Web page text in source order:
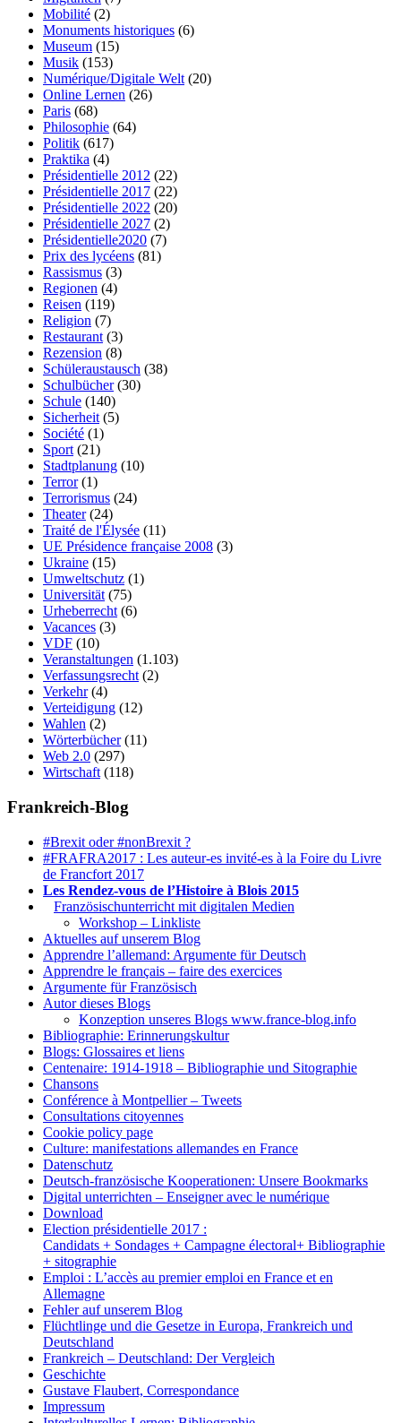
Mobilité (2)
Monuments historiques (6)
Museum (15)
Musik (153)
Numérique/Digitale Welt (20)
Online Lernen (26)
Paris (68)
Philosophie (64)
Politik (617)
Praktika (4)
Présidentielle 2012 (22)
Présidentielle 2017 (22)
Présidentielle 2022 (20)
Présidentielle 2027 (2)
Présidentielle2020 (7)
Prix des lycéens (81)
Rassismus (3)
Regionen (4)
Reisen (119)
Religion (7)
Restaurant (3)
Rezension (8)
Schüleraustausch (38)
Schulbücher(30)
Schule (140)
Sicherheit (5)
Société (1)
Sport (21)
Stadtplanung (10)
Terror(1)
Terrorismus (24)
Theater(24)
Traité de l'Élysée (11)
UE Présidence française 2008 (3)
Ukraine (15)
Umweltschutz (1)
Universität (75)
Urheberrecht (6)
Vacances (3)
VDF (10)
Veranstaltungen (1.103)
Verfassungsrecht (2)
Verkehr(4)
Verteidigung (12)
Wahlen (2)
Wörterbücher(11)
Web 2.0 (297)
Wirtschaft (118)
Frankreich-Blog
#Brexit oder #nonBrexit ?
#FRAFRA2017 : Les auteur-es invité-es à la Foire du Livre
de Francfort 2017
Les Rendez-vous de l’Histoire à Blois 2015
Französischunterricht mit digitalen Medien
Workshop – Linkliste
Aktuelles auf unserem Blog
Apprendre l’allemand: Argumente für Deutsch
Apprendre le français – faire des exercices
Argumente für Französisch
Autor dieses Blogs
Konzeption unseres Blogs www.france-blog.info
Bibliographie: Erinnerungskultur
Blogs: Glossaires et liens
Centenaire: 1914-1918 – Bibliographie und Sitographie
Chansons
Conférence à Montpellier – Tweets
Consultations citoyennes
Cookie policy page
Culture: manifestations allemandes en France
Datenschutz
Deutsch-französische Kooperationen: Unsere Bookmarks
Digital unterrichten – Enseigner avec le numérique
Download
Election présidentielle 2017 :
Candidats + Sondages + Campagne électoral+ Bibliographie
+ sitographie
Emploi : L’accès au premier emploi en France et en
Allemagne
Fehler auf unserem Blog
Flüchtlinge und die Gesetze in Europa, Frankreich und
Deutschland
Frankreich – Deutschland: Der Vergleich
Geschichte
Gustave Flaubert, Correspondance
Impressum